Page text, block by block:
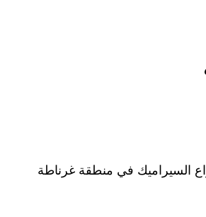
السيراميك في منطقة غرناطة